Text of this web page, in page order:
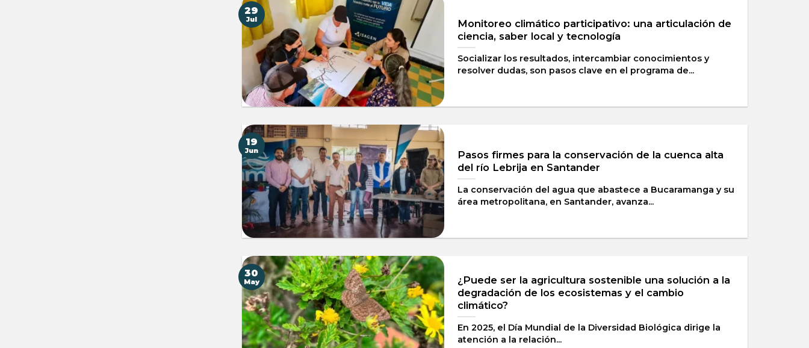
Monitoreo climático participativo: una articulación de
ciencia, saber local y tecnología
Socializar los resultados, intercambiar conocimientos y
resolver dudas, son pasos clave en el programa de...
29
Jul
Pasos firmes para la conservación de la cuenca alta
del río Lebrija en Santander
La conservación del agua que abastece a Bucaramanga y su
área metropolitana, en Santander, avanza...
19
Jun
¿Puede ser la agricultura sostenible una solución a la
degradación de los ecosistemas y el cambio
climático?
En 2025, el Día Mundial de la Diversidad Biológica dirige la
atención a la relación...
30
May